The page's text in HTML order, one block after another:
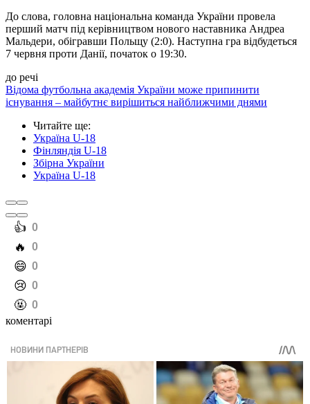
До слова, головна національна команда України провела
перший матч під керівництвом нового наставника Андреа
Мальдери, обігравши Польщу (2:0). Наступна гра відбудеться
7 червня проти Данії, початок о 19:30.
до речі
Відома футбольна академія України може припинити
існування – майбутнє вирішиться найближчими днями
Читайте ще:
Україна U-18
Фінляндія U-18
Збірна України
Україна U-18
️👍 0
️🔥 0
️😄 0
️😢 0
️🤬 0
коментарі